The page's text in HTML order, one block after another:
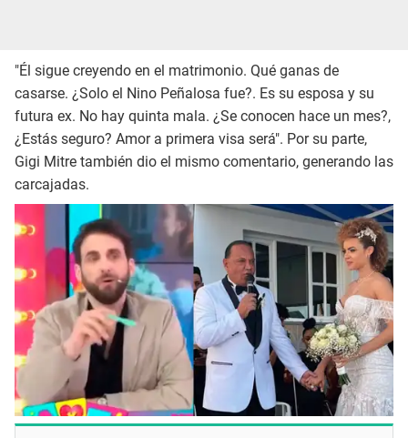
"Él sigue creyendo en el matrimonio. Qué ganas de
casarse. ¿Solo el Nino Peñalosa fue?. Es su esposa y su
futura ex. No hay quinta mala. ¿Se conocen hace un mes?,
¿Estás seguro? Amor a primera visa será". Por su parte,
Gigi Mitre también dio el mismo comentario, generando las
carcajadas.